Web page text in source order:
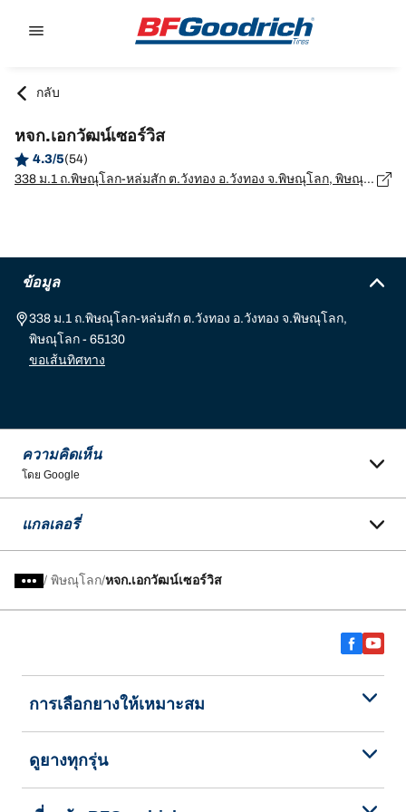
กลับ
หจก.เอกวัฒน์เซอร์วิส
4.3/5(54)
338 ม.1 ถ.พิษณุโลก-หล่มสัก ต.วังทอง อ.วังทอง จ.พิษณุโลก, พิษณุโลก - 65130
ข้อมูล
338 ม.1 ถ.พิษณุโลก-หล่มสัก ต.วังทอง อ.วังทอง จ.พิษณุโลก,
พิษณุโลก - 65130
ขอเส้นทิศทาง
ความคิดเห็น
โดย Google
แกลเลอรี่
/ พิษณุโลก หจก.เอกวัฒน์เซอร์วิส
การเลือกยางให้เหมาะสม
ดูยางทุกรุ่น